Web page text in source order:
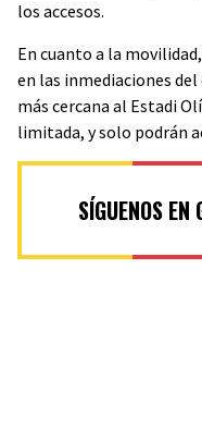
los accesos.
En cuanto a la
en las inmediaciones
más cercana al Estadi
limitada, y solo podrán
SÍGUENOS EN